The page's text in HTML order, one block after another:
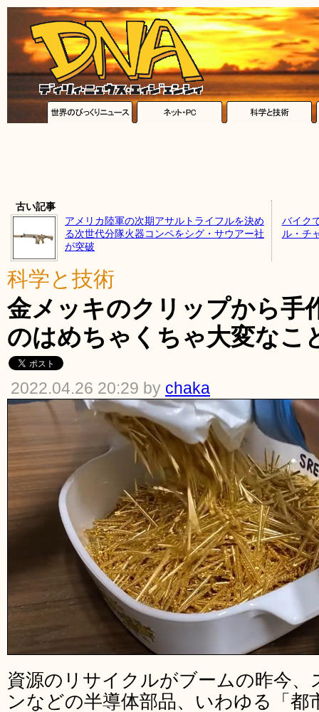
古い記事
アメリカ陸軍の次期アサルトライフルを決め
る次世代分隊火器コンペをシグ・サウアー社
が突破
バイク
ル・チ
科学と技術
金メッキのクリップから手
のはめちゃくちゃ大変なこ
2022.04.26 20:29 by chaka
資源のリサイクルがブームの昨今
ンなどの半導体部品、いわゆる「都